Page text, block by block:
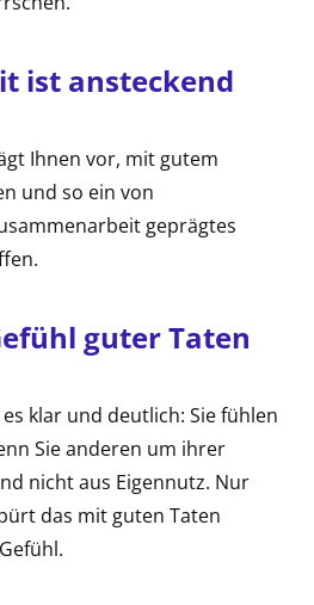
ist ansteckend
Ihnen vor, mit gutem
und so ein von
geprägtes
guter Taten
klar und deutlich: Sie fühlen
Sie anderen um ihrer
nicht aus Eigennutz. Nur
das mit guten Taten